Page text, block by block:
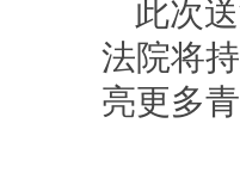
此次
法院将
亮更多